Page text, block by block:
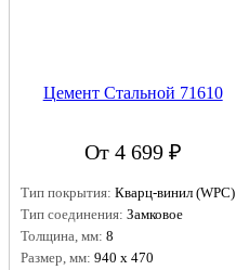
Цемент Стальной 71610
От 4 699 ₽
Тип покрытия: Кварц-винил (WPC)
Тип соединения: Замковое
Толщина, мм: 8
Размер, мм: 940 х 470